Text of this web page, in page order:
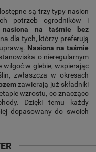
są trzy typy nasion
potrzeb ogrodników i
nasiona na taśmie bez
dla tych, którzy preferują
Nasiona na taśmie
o nieregularnym
w glebie, wspierając
zwłaszcza w okresach
zawierają już składniki
wzrostu, co znacząco
Dzięki temu każdy
dopasowany do swoich